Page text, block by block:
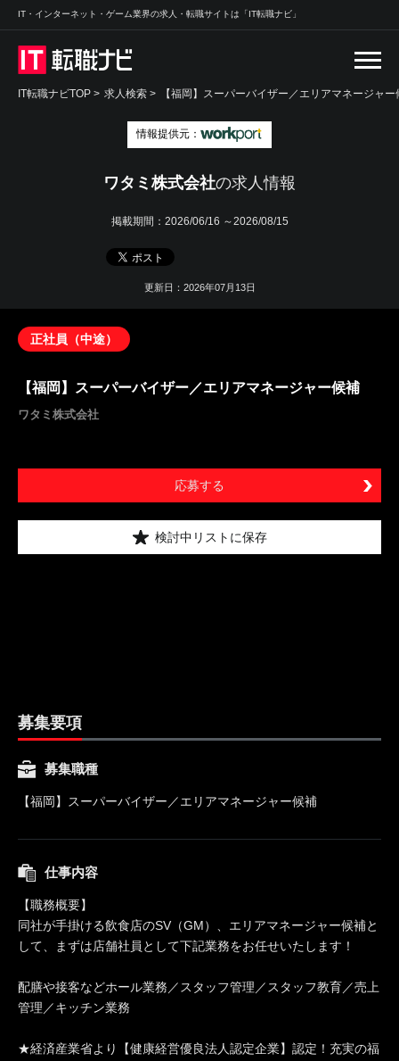
IT・インターネット・ゲーム業界の求人・転職サイトは「IT転職ナビ」
IT転職ナビTOP > 求人検索 > 【福岡】スーパーバイザー／エリアマネージャ
情報提供元：
ワタミ株式会社の求人情報
掲載期間： 2026/06/16 ～2026/08/15
更新日：2026年07月13日
正社員（中途）
【福岡】スーパーバイザー／エリアマネージャー候補
ワタミ株式会社
応募する
検討中リストに保存
募集要項
募集職種
【福岡】スーパーバイザー／エリアマネージャー候補
仕事内容
【職務概要】
同社が手掛ける飲食店のSV（GM）、エリアマネージャー候補と
して、まずは店舗社員として下記業務をお任せいたします！
配膳や接客などホール業務／スタッフ管理／スタッフ教育／売上
管理／キッチン業務
★経済産業省より【健康経営優良法人認定企業】認定！充実の福